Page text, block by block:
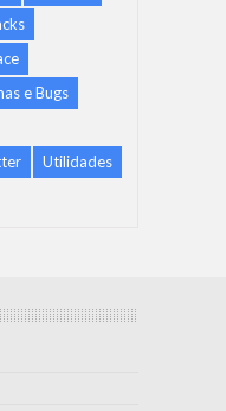
e Bugs
Utilidades